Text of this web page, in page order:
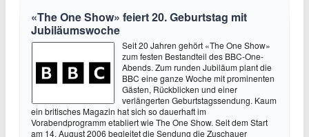
«The One Show» feiert 20. Geburtstag mit
Jubiläumswoche
Seit 20 Jahren gehört «The One Show»
zum festen Bestandteil des BBC-One-
Abends. Zum runden Jubiläum plant die
BBC eine ganze Woche mit prominenten
Gästen, Rückblicken und einer
verlängerten Geburtstagssendung. Kaum
ein britisches Magazin hat sich so dauerhaft im
Vorabendprogramm etabliert wie The One Show. Seit dem Start
am 14. August 2006 begleitet die Sendung die Zuschauer